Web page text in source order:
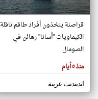
المقالات
هنا عن
وجهة
كاتبيها.
قراصنة يتخذون أفراد طاقم ناقلة
الكيماويات "أسانا" رهائن في
الصومال
منذ ٥ أيام
اندبندنت عربية